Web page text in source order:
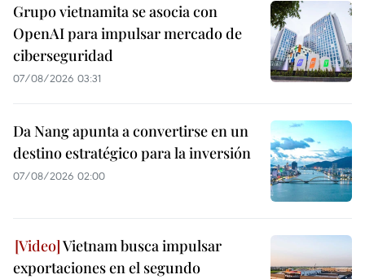
Grupo vietnamita se asocia con
OpenAI para impulsar mercado de
ciberseguridad
07/08/2026 03:31
Da Nang apunta a convertirse en un
destino estratégico para la inversión
07/08/2026 02:00
Vietnam busca impulsar
exportaciones en el segundo